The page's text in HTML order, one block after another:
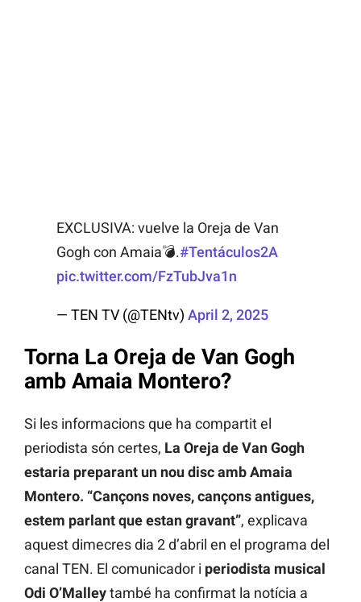
EXCLUSIVA: vuelve la Oreja de Van
Gogh con Amaia💣.#Tentáculos2A
pic.twitter.com/FzTubJva1n
— TEN TV (@TENtv) April 2, 2025
Torna La Oreja de Van Gogh
amb Amaia Montero?
Si les informacions que ha compartit el
periodista són certes, La Oreja de Van Gogh
estaria preparant un nou disc amb Amaia
Montero. “Cançons noves, cançons antigues,
estem parlant que estan gravant”, explicava
aquest dimecres dia 2 d’abril en el programa del
canal TEN. El comunicador i periodista musical
Odi O’Malleytambé ha confirmat la notícia a